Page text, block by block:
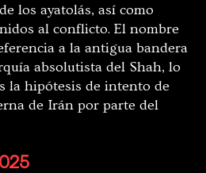
los ayatolás, así como
al conflicto. El nombre
a la antigua bandera
absolutista del Shah, lo
la hipótesis de intento de
de Irán por parte del